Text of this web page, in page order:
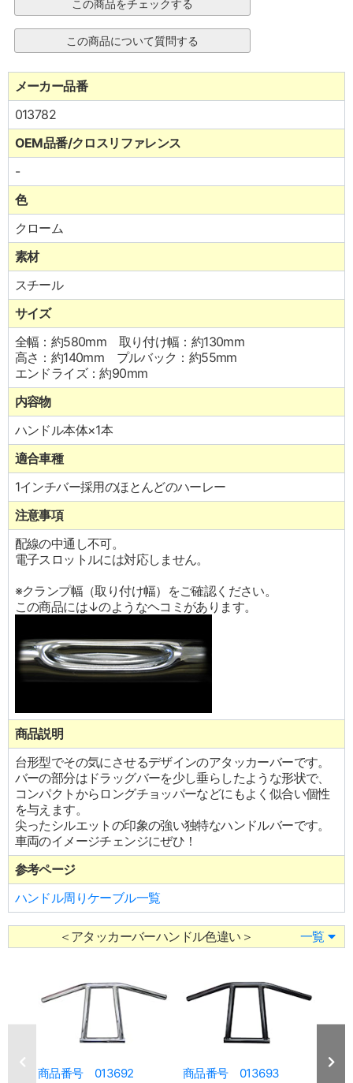
メーカー品番
013782
OEM品番/クロスリファレンス
-
色
クローム
素材
スチール
サイズ
全幅：約580mm 取り付け幅：約130mm
高さ：約140mm プルバック：約55mm
エンドライズ：約90mm
内容物
ハンドル本体×1本
適合車種
1インチバー採用のほとんどのハーレー
注意事項
配線の中通し不可。
電子スロットルには対応しません。
※クランプ幅（取り付け幅）をご確認ください。
この商品には↓のようなヘコミがあります。
商品説明
台形型でその気にさせるデザインのアタッカーバーです。
バーの部分はドラッグバーを少し垂らしたような形状で、
コンパクトからロングチョッパーなどにもよく似合い個性
を与えます。
尖ったシルエットの印象の強い独特なハンドルバーです。
車両のイメージチェンジにぜひ！
参考ページ
ハンドル周りケーブル一覧
＜アタッカーバーハンドル色違い＞ 一覧
商品番号 013692 商品番号 013693